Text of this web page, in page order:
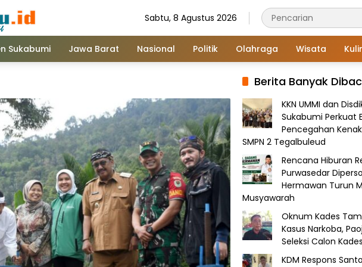
Sabtu, 8 Agustus 2026
Sukabumi Jawa Barat Nasional Politik Olahraga Wisata
Berita Banyak
KKN UMMI dan
Sukabumi Perkuat
Pencegahan
SMPN 2 Tegalbuleud
Rencana Hiburan
Purwasedar
Hermawan Turun
Musyawarah
Oknum Kades
Kasus Narkoba,
Seleksi Calon
KDM Respons